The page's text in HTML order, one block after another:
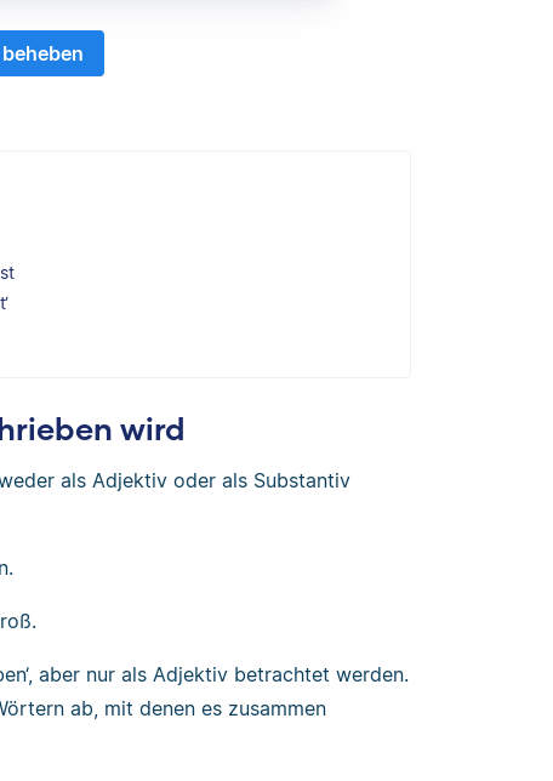
wird
als Adjektiv oder als Substantiv
aber nur als Adjektiv betrachtet werden.
ab, mit denen es zusammen